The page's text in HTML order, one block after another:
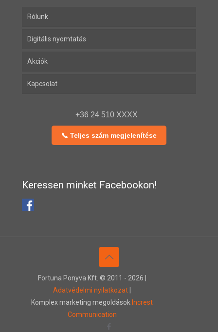
Rólunk
Digitális nyomtatás
Akciók
Kapcsolat
+36 24 510 XXXX
📞 Teljes szám megjelenítése
Keressen minket Facebookon!
Fortuna Ponyva Kft. © 2011 - 2026 |
Adatvédelmi nyilatkozat
Komplex marketing megoldások Increst
Communication